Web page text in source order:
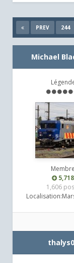
PREV 244
Michael
Membre
5,718
1,606
Localisation: